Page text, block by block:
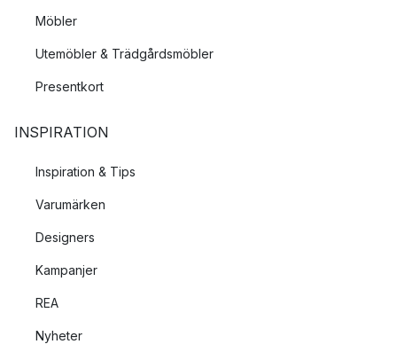
Möbler
Utemöbler & Trädgårdsmöbler
Presentkort
INSPIRATION
Inspiration & Tips
Varumärken
Designers
Kampanjer
REA
Nyheter